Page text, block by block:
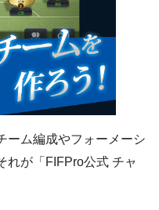
ーム編成やフォーメーシ
れが「FIFPro公式 チャ